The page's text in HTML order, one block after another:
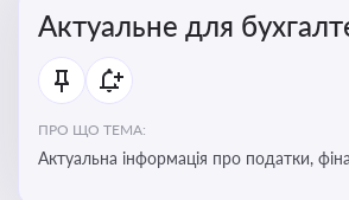
Актуальне для
ПРО ЩО ТЕМА:
Актуальна інформація про податки,